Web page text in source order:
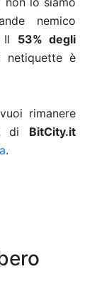
nemico
Il 53% degli
netiquette è
rimanere
di BitCity.it
.